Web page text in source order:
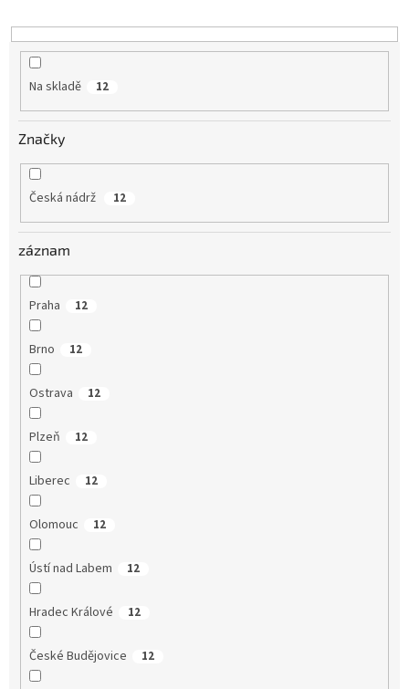
t
ů
Na skladě 12
Značky
Česká nádrž 12
záznam
Praha 12
Brno 12
Ostrava 12
Plzeň 12
Liberec 12
Olomouc 12
Ústí nad Labem 12
Hradec Králové 12
České Budějovice 12